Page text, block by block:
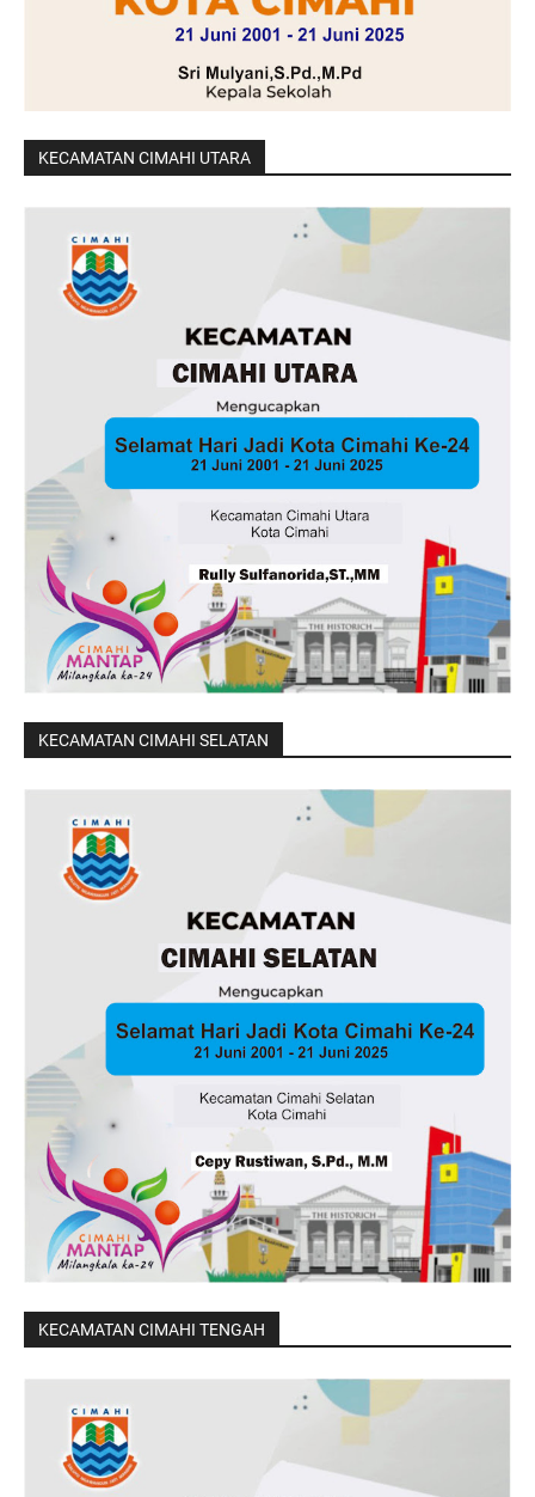
KECAMATAN CIMAHI UTARA
KECAMATAN CIMAHI SELATAN
KECAMATAN CIMAHI TENGAH